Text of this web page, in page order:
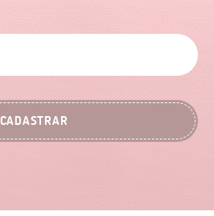
CADASTRAR